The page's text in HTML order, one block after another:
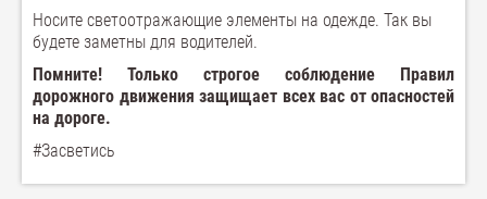
Носите светоотражающие элементы на одежде. Так вы
будете заметны для водителей.
Помните! Только строгое соблюдение Правил
дорожного движения защищает всех вас от опасностей
на дороге.
#Засветись